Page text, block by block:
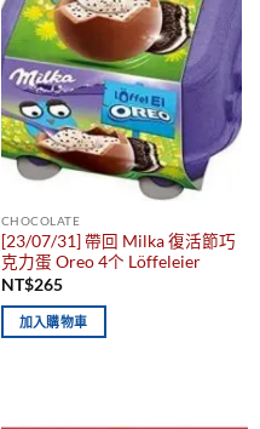
CHOCOLATE
[23/07/31] 帶回 Milka 復活節巧
克力蛋 Oreo 4个 Löffeleier
NT$265
加入購物車